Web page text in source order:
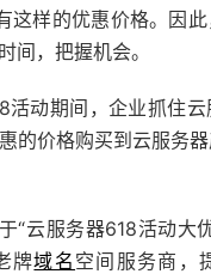
这样的优惠价格。因
间，把握机会。
活动期间，企业抓住
的价格购买到云服务
“云服务器618活动大
牌域名 空间服务商，